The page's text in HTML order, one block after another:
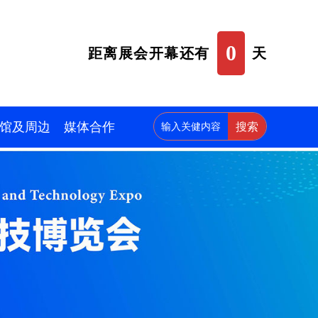
距离展会开幕还有 0 天
及周边 媒体合作 搜索